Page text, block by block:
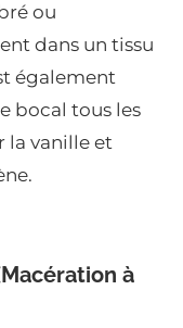
ou
dans un tissu
également
bocal tous les
la vanille et
à